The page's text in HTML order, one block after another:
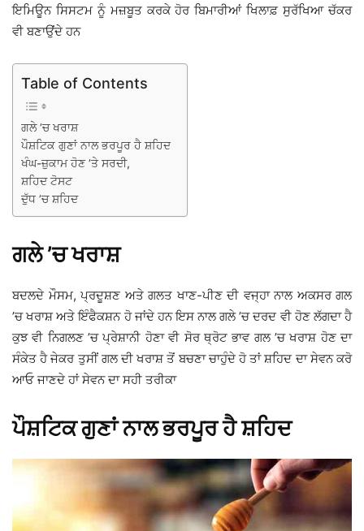
ਇਮਿਊਨ ਸਿਸਟਮ ਨੂੰ ਮਜ਼ਬੂਤ ਕਰਕੇ ਹੋਰ ਬਿਮਾਰੀਆਂ ਖਿਲਾਫ਼ ਸੁਰੱਖਿਆ ਚੱਕਰ
ਵੀ ਬਣਾਉਂਦੇ ਹਨ
Table of Contents
ਗਲੇ ’ਚ ਖਰਾਸ਼
ਪੌਸ਼ਟਿਕ ਗੁਣਾਂ ਨਾਲ ਭਰਪੂਰ ਹੈ ਸ਼ਹਿਦ
ਖੰਘ-ਜ਼ੁਕਾਮ ਹੋਣ ’ਤੇ ਸਰਦੀ,
ਸ਼ਹਿਦ ਟੋਸਟ
ਦੁੱਧ ’ਚ ਸ਼ਹਿਦ
ਗਲੇ ’ਚ ਖਰਾਸ਼
ਬਦਲਦੇ ਮੌਸਮ, ਪ੍ਰਦੂਸ਼ਣ ਅਤੇ ਗਲਤ ਖਾਣ-ਪੀਣ ਦੀ ਵਜ੍ਹਾ ਨਾਲ ਅਕਸਰ ਗਲ
’ਚ ਖਰਾਸ਼ ਅਤੇ ਇੰਫੈਕਸ਼ਨ ਹੋ ਜਾਂਦੇ ਹਨ ਇਸ ਨਾਲ ਗਲੇ ’ਚ ਦਰਦ ਵੀ ਹੋਣ ਲੱਗਦਾ ਹੈ
ਕੁਝ ਵੀ ਨਿਗਲਣ ’ਚ ਪ੍ਰੇਸ਼ਾਨੀ ਹੋਣਾ ਵੀ ਸੋਰ ਥ੍ਰੋਟ ਭਾਵ ਗਲ ’ਚ ਖਰਾਸ਼ ਹੋਣ ਦਾ
ਸੰਕੇਤ ਹੈ ਜੇਕਰ ਤੁਸੀਂ ਗਲ ਦੀ ਖਰਾਸ਼ ਤੋਂ ਬਚਣਾ ਚਾਹੁੰਦੇ ਹੋ ਤਾਂ ਸ਼ਹਿਦ ਦਾ ਸੇਵਨ ਕਰੋ
ਆਓ ਜਾਣਦੇ ਹਾਂ ਸੇਵਨ ਦਾ ਸਹੀ ਤਰੀਕਾ
ਪੌਸ਼ਟਿਕ ਗੁਣਾਂ ਨਾਲ ਭਰਪੂਰ ਹੈ ਸ਼ਹਿਦ